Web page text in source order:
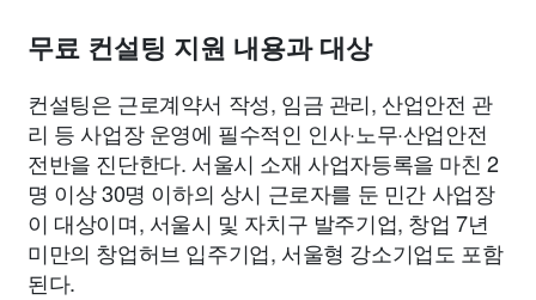
무료 컨설팅 지원 내용과 대상
컨설팅은 근로계약서 작성, 임금 관리, 산업안전 관
리 등 사업장 운영에 필수적인 인사·노무·산업안전
전반을 진단한다. 서울시 소재 사업자등록을 마친 2
명 이상 30명 이하의 상시 근로자를 둔 민간 사업장
이 대상이며, 서울시 및 자치구 발주기업, 창업 7년
미만의 창업허브 입주기업, 서울형 강소기업도 포함
된다.